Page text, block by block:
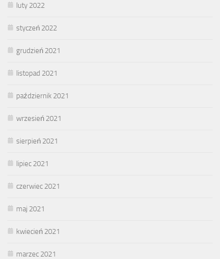
luty 2022
styczeń 2022
grudzień 2021
listopad 2021
październik 2021
wrzesień 2021
sierpień 2021
lipiec 2021
czerwiec 2021
maj 2021
kwiecień 2021
marzec 2021